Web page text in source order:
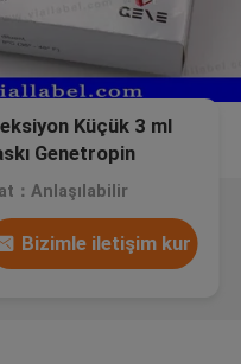
Küçük 3 ml
Genetropin
：Anlaşılabilir
Bizimle iletişim kur